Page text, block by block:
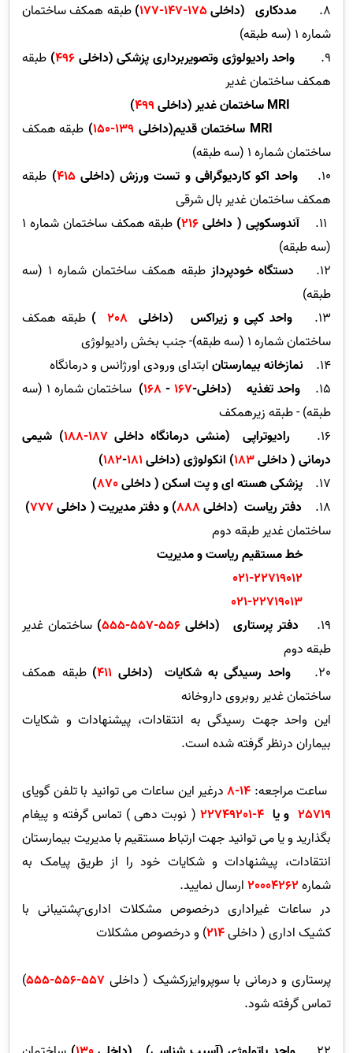
8.
مددکاری (داخلی175-147-177
)طبقه همکف ساختمان
شماره 1 (سه طبقه)
9.
واحد رادیولوژی وتصویربرداری پزشکی (داخلی496
) طبقه
همکف ساختمان غدیر
MRIساختمان غدیر(داخلی499
)
MRI ساختمان قدیم(داخلی 139-150
) طبقه همکف
ساختمان شماره 1 (سه طبقه)
10.
واحد اکو کاردیوگرافی و تست ورزش (داخلی415
) طبقه
همکف ساختمان غدیر بال شرقی
آندوسکوپی ( داخلی216
)
طبقه همکف ساختمان شماره 1
(سه طبقه)
12.
دستگاه خودپرداز
طبقه همکف ساختمان شماره 1 (سه
طبقه)
13.
واحد کپی و زیراکس (داخلی 208
) طبقه همکف
ساختمان شماره 1 (سه طبقه)- جنب بخش رادیولوژی
14.
نمازخانه بیمارستانابتدای ورودی اورژانس و درمانگاه
15.
واحد تغذیه (داخلی-167
-
168
)
ساختمان شماره 1 (سه
طبقه) - طبقه زیرهمکف
16.
رادیوتراپی (منشی درمانگاه داخلی187-188
) شیمی
درمانی ( داخلی183) انکولوژی (داخلی181
-
182
)
17.
پزشکی هسته ای و پت اسکن ( داخلی870
)
18.
دفتر ریاست (داخلی888) ودفتر مدیریت ( داخلی777
)
ساختمان غدیر طبقه دوم
خط مستقیم ریاست و مدیریت
021-22719012
021-22719013
19.
دفتر پرستاری (داخلی556-557-555
) ساختمان غدیر
طبقه دوم
20.
واحد رسیدگی به شکایات (داخلی 411
) طبقه همکف
ساختمان غدیر روبروی داروخانه
این واحد جهت رسیدگی به انتقادات، پیشنهادات و شکایات
بیماران درنظر گرفته شده است.
ساعت مراجعه: 14-8
درغیر این ساعات می توانید با تلفن گویای
25719 و یا 4-22749201
( نوبت دهی ) تماس گرفته و پیغام
بگذارید و یا می توانید جهت ارتباط مستقیم با مدیریت بیمارستان
انتقادات، پیشنهادات و شکایات خود را از طریق پیامک به
شماره20004262ارسال نمایید.
در ساعات غیراداری درخصوص مشکلات اداری-پشتیبانی با
کشیک اداری ( داخلی214) و درخصوص مشکلات
پرستاری و درمانی با سوپروایزرکشیک ( داخلی
)
تماس گرفته شود.